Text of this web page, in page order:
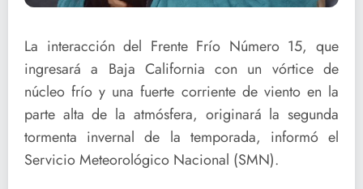
La interacción del Frente Frío Número 15, que
ingresará a Baja California con un vórtice de
núcleo frío y una fuerte corriente de viento en la
parte alta de la atmósfera, originará la segunda
tormenta invernal de la temporada, informó el
Servicio Meteorológico Nacional (SMN).